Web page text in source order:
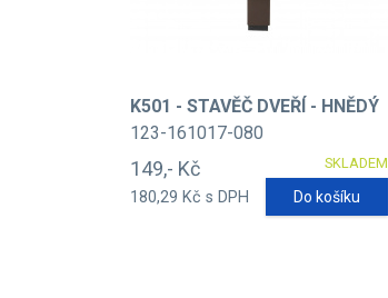
K501 - STAVĚČ DVEŘÍ - HNĚDÝ
123-161017-080
SKLADEM
149,- Kč
180,29 Kč s DPH Do košíku